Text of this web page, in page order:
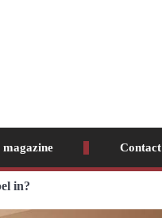
Contact
in?